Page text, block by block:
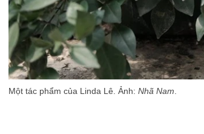
Một tác phẩm của Linda Lê. Ảnh: Nhã Nam